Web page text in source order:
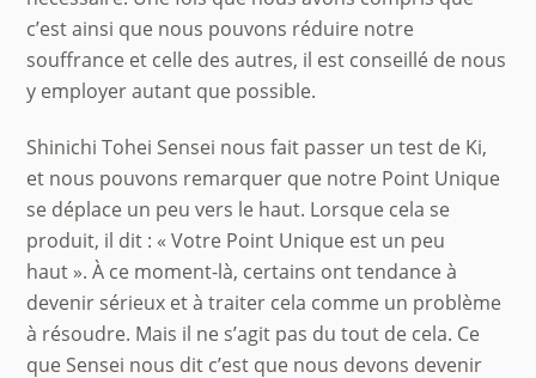
c’est ainsi que nous pouvons réduire notre
souffrance et celle des autres, il est conseillé de nous
y employer autant que possible.
Shinichi Tohei Sensei nous fait passer un test de Ki,
et nous pouvons remarquer que notre Point Unique
se déplace un peu vers le haut. Lorsque cela se
produit, il dit : « Votre Point Unique est un peu
haut ». À ce moment-là, certains ont tendance à
devenir sérieux et à traiter cela comme un problème
à résoudre. Mais il ne s’agit pas du tout de cela. Ce
que Sensei nous dit c’est que nous devons devenir